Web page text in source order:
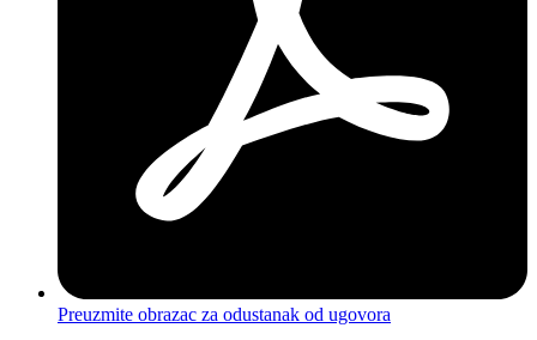
Preuzmite obrazac za odustanak od ugovora